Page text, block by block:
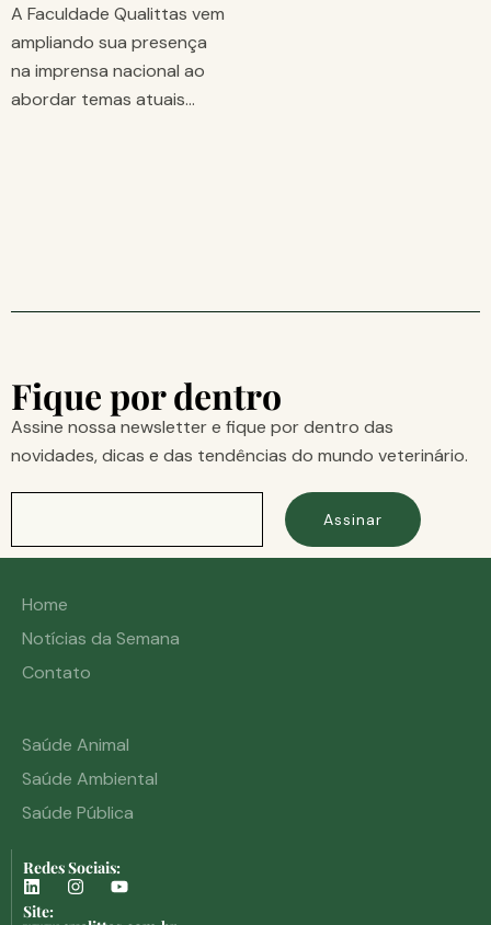
A Faculdade Qualittas vem
ampliando sua presença
na imprensa nacional ao
abordar temas atuais…
Fique por dentro
Assine nossa newsletter e fique por dentro das
novidades, dicas e das tendências do mundo veterinário.
Assinar
Home
Notícias da Semana
Contato
Saúde Animal
Saúde Ambiental
Saúde Pública
Redes Sociais:
Site: